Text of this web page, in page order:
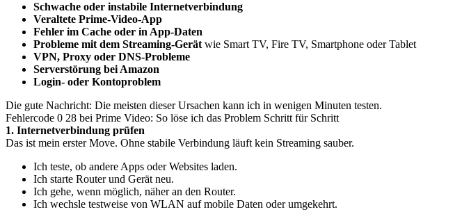
Schwache oder instabile Internetverbindung
Veraltete Prime-Video-App
Fehler im Cache oder in App-Daten
Probleme mit dem Streaming-Gerät wie Smart TV, Fire TV, Smartphone oder Tablet
VPN, Proxy oder DNS-Probleme
Serverstörung bei Amazon
Login- oder Kontoproblem
Die gute Nachricht: Die meisten dieser Ursachen kann ich in wenigen Minuten testen.
Fehlercode 0 28 bei Prime Video: So löse ich das Problem Schritt für Schritt
1. Internetverbindung prüfen
Das ist mein erster Move. Ohne stabile Verbindung läuft kein Streaming sauber.
Ich teste, ob andere Apps oder Websites laden.
Ich starte Router und Gerät neu.
Ich gehe, wenn möglich, näher an den Router.
Ich wechsle testweise von WLAN auf mobile Daten oder umgekehrt.